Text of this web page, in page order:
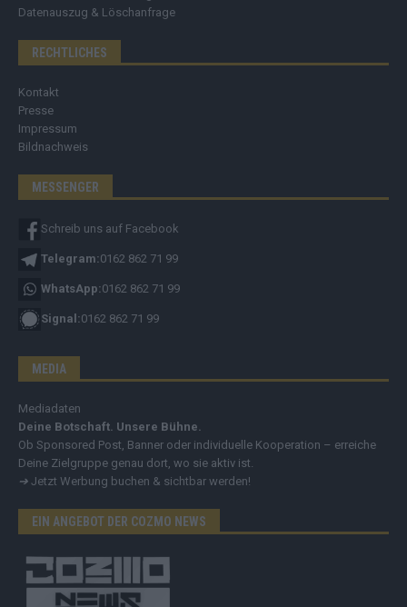
Datenauszug & Löschanfrage
RECHTLICHES
Kontakt
Presse
Impressum
Bildnachweis
MESSENGER
Schreib uns auf Facebook
Telegram:0162 862 71 99
WhatsApp:0162 862 71 99
Signal:0162 862 71 99
MEDIA
Mediadaten
Deine Botschaft. Unsere Bühne.
Ob Sponsored Post, Banner oder individuelle Kooperation – erreiche
Deine Zielgruppe genau dort, wo sie aktiv ist.
➔ Jetzt Werbung buchen & sichtbar werden!
EIN ANGEBOT DER COZMO NEWS